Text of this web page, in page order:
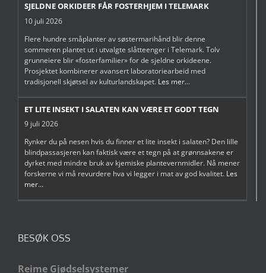
SJELDNE ORKIDEER FÅR FOSTERHJEM I TELEMARK
10 juli 2026
Flere hundre småplanter av søstermarihånd blir denne
sommeren plantet ut i utvalgte slåtteenger i Telemark. Tolv
grunneiere blir «fosterfamilier» for de sjeldne orkideene.
Prosjektet kombinerer avansert laboratoriearbeid med
tradisjonell skjøtsel av kulturlandskapet. Les mer...
ET LITE INSEKT I SALATEN KAN VÆRE ET GODT TEGN
9 juli 2026
Rynker du på nesen hvis du finner et lite insekt i salaten? Den lille
blindpassasjeren kan faktisk være et tegn på at grønnsakene er
dyrket med mindre bruk av kjemiske plantevernmidler. Nå mener
forskerne vi må revurdere hva vi legger i mat av god kvalitet. Les
mer...
BESØK OSS
Reime Gjødselsystemer